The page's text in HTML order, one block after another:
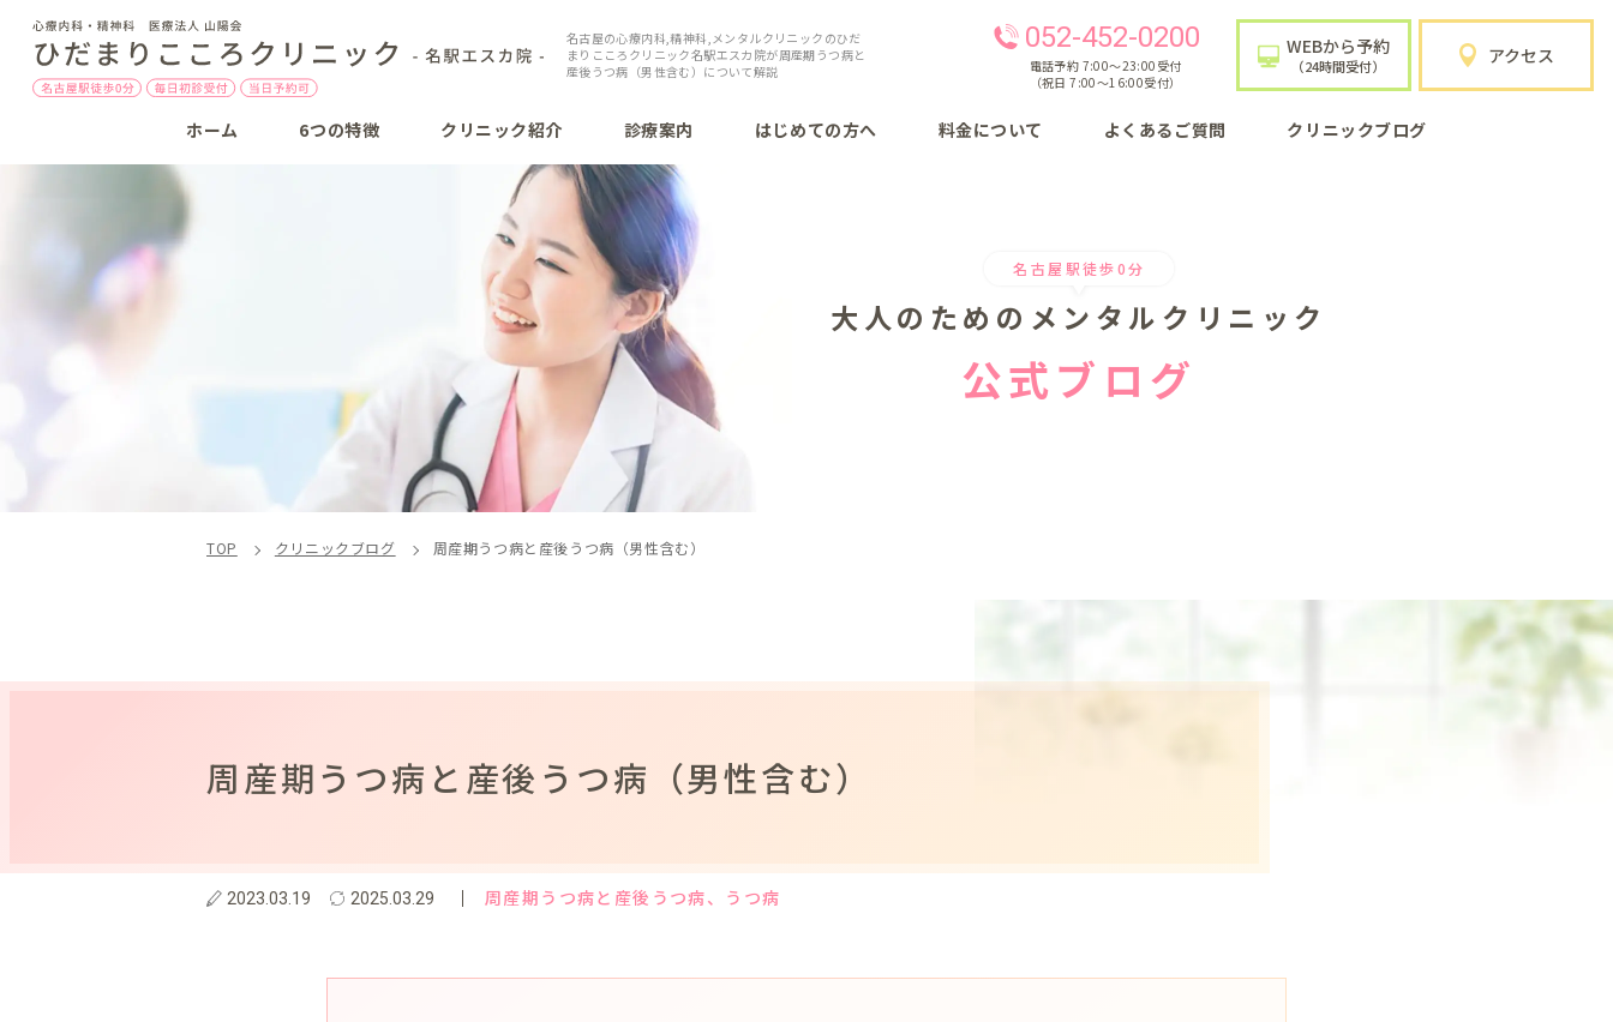
名古屋の心療内科,精神科,メンタルクリニックのひだ
まりこころクリニック名駅エスカ院が周産期うつ病と
産後うつ病（男性含む）について解説
052-452-0200
電話予約 7:00〜23:00受付
（祝日 7:00〜16:00受付）
WEBから予約
（24時間受付） アクセス
ホーム 6つの特徴 クリニック紹介 診療案内 はじめての方へ 料金について よくあるご質問 クリニックブログ
名古屋駅徒歩0分
大人のための メンタルクリニック
公式ブログ
TOP クリニックブログ 周産期うつ病と産後うつ病（男性含む）
周産期うつ病と産後うつ病（男性含む）
2023.03.19 2025.03.29 周産期うつ病と産後うつ病、うつ病